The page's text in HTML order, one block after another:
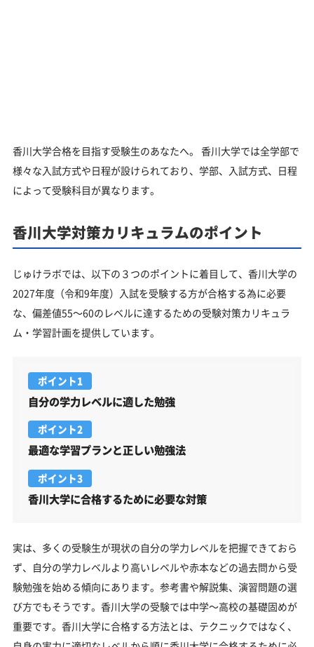
香川大学合格を目指す受験生のあなたへ。 香川大学では全学部で
様々な入試方式や日程が設けられており、学部、入試方式、日程
によって受験科目が異なります。
香川大学対策カリキュラムのポイント
じゅけラボでは、以下の３つのポイントに着目して、香川大学の
2027年度（令和9年度）入試を受験する方が合格する為に必要
な、偏差値55～60のレベルに達するための受験対策カリキュラ
ム・学習計画を提供しています。
ポイント1
自分の学力レベルに適した勉強
ポイント2
最適な学習プランと正しい勉強法
ポイント3
香川大学に合格するために必要な対策
実は、多くの受験生が現状の自分の学力レベルを把握できておら
ず、自分の学力レベルより高いレベルや赤本などの過去問から受
験勉強を始める傾向にあります。参考書や解説集、演習問題の選
び方でもそうです。香川大学の受験では中学～高校の基礎固めが
重要です。香川大学に合格する方法とは、テクニックではなく、